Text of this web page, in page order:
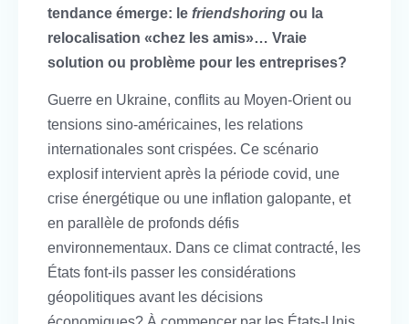
tendance émerge: le friendshoring ou la
relocalisation «chez les amis»… Vraie
solution ou problème pour les entreprises?
Guerre en Ukraine, conflits au Moyen-Orient ou
tensions sino-américaines, les relations
internationales sont crispées. Ce scénario
explosif intervient après la période covid, une
crise énergétique ou une inflation galopante, et
en parallèle de profonds défis
environnementaux. Dans ce climat contracté, les
États font-ils passer les considérations
géopolitiques avant les décisions